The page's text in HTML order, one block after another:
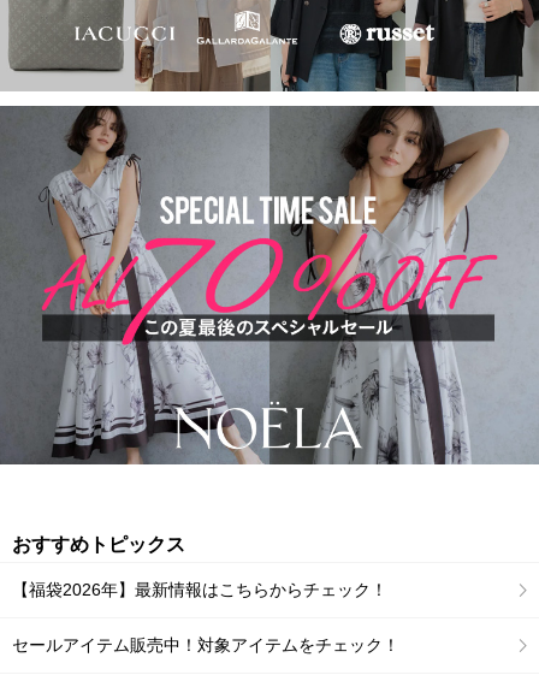
おすすめトピックス
【福袋2026年】最新情報はこちらからチェック！
セールアイテム販売中！対象アイテムをチェック！